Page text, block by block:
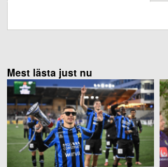
Mest lästa just nu